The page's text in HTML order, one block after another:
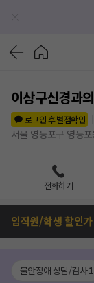
이상구신경과
로그인 후 별점확인
서울 영등포구 영등
전화하기
임직원/학생 할인가
불안장애 상담/검사1